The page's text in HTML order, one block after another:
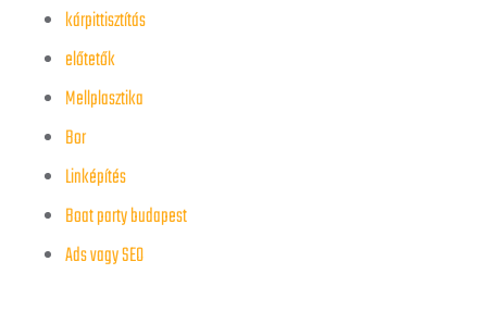
kárpittisztítás
előtetők
Mellplasztika
Bor
Linképítés
Boat party budapest
Ads vagy SEO